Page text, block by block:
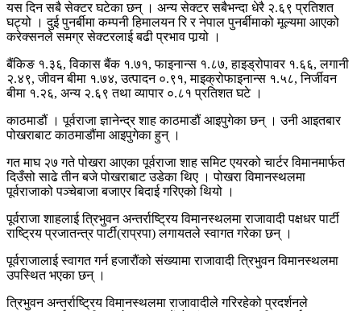
यस दिन सबै सेक्टर घटेका छन् । अन्य सेक्टर सबैभन्दा धेरै २.६९ प्रतिशत
घट्यो । दुई पुनर्बीमा कम्पनी हिमालयन रि र नेपाल पुनर्बीमाको मूल्यमा आएको
करेक्सनले समग्र सेक्टरलाई बढी प्रभाव पार्‍यो ।
बैंकिङ १.३६, विकास बैंक १.७१, फाइनान्स १.८७, हाइड्रोपावर १.६६, लगानी
२.४९, जीवन बीमा १.७४, उत्पादन ०.९१, माइक्रोफाइनान्स १.५८, निर्जीवन
बीमा १.२६, अन्य २.६९ तथा व्यापार ०.८१ प्रतिशत घटे ।
काठमाडौं । पूर्वराजा ज्ञानेन्द्र शाह काठमाडौं आइपुगेका छन् । उनी आइतबार
पोखराबाट काठमाडौंमा आइपुगेका हुन् ।
गत माघ २७ गते पोखरा आएका पूर्वराजा शाह समिट एयरको चार्टर विमानमार्फत
दिउँसो साढे तीन बजे पोखराबाट उडेका थिए । पोखरा विमानस्थलमा
पूर्वराजाको पञ्चेबाजा बजाएर बिदाई गरिएको थियो ।
पूर्वराजा शाहलाई त्रिभुवन अन्तर्राष्ट्रिय विमानस्थलमा राजावादी पक्षधर पार्टी
राष्ट्रिय प्रजातन्त्र पार्टी(राप्रपा) लगायतले स्वागत गरेका छन् ।
पूर्वराजालाई स्वागत गर्न हजारौंको संख्यामा राजावादी त्रिभुवन विमानस्थलमा
उपस्थित भएका छन् ।
त्रिभुवन अन्तर्राष्ट्रिय विमानस्थलमा राजावादीले गरिरहेको प्रदर्शनले